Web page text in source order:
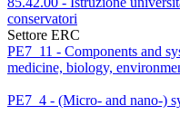
conservatori
Settore ERC
PE7_11 - Components and
medicine, biology,
PE7_4 - (Micro- and nano-)